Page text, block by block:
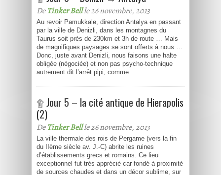
DeTinker Bellle 26 novembre, 2013
Au revoir Pamukkale, direction Antalya en passant
par la ville de Denizli, dans les montagnes du
Taurus soit près de 230km et 3h de route … Mais
de magnifiques paysages se sont offerts à nous …
Donc, juste avant Denizli, nous faisons une halte
obligée (négociée) et non pas psycho-technique
autrement dit l’arrêt pipi, comme
۩ Jour 5 – la cité antique de Hierapolis
(2)
DeTinker Bellle 26 novembre, 2013
La ville thermale des rois de Pergame (vers la fin
du IIème siècle av. J.-C) abrite les ruines
d’établissements grecs et romains. Ce lieu
exceptionnel fut très apprécié car fondé à proximité
de sources chaudes et dans un décor sublime, sur